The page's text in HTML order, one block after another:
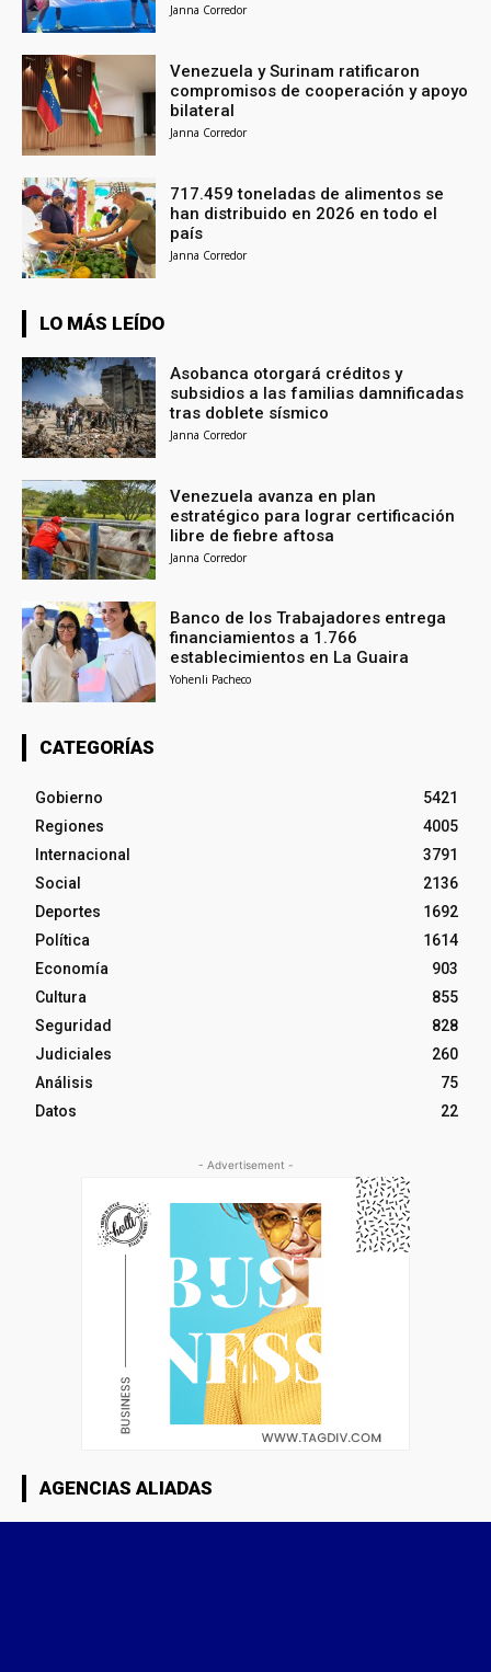
Janna Corredor
Venezuela y Surinam ratificaron
compromisos de cooperación y apoyo
bilateral
Janna Corredor
717.459 toneladas de alimentos se
han distribuido en 2026 en todo el
país
Janna Corredor
LO MÁS LEÍDO
Asobanca otorgará créditos y
subsidios a las familias damnificadas
tras doblete sísmico
Janna Corredor
Venezuela avanza en plan
estratégico para lograr certificación
libre de fiebre aftosa
Janna Corredor
Banco de los Trabajadores entrega
financiamientos a 1.766
establecimientos en La Guaira
Yohenli Pacheco
CATEGORÍAS
Gobierno
5421
Regiones
4005
Internacional
3791
Social
2136
Deportes
1692
Política
1614
Economía
903
Cultura
855
Seguridad
828
Judiciales
260
Análisis
75
Datos
22
- Advertisement -
AGENCIAS ALIADAS